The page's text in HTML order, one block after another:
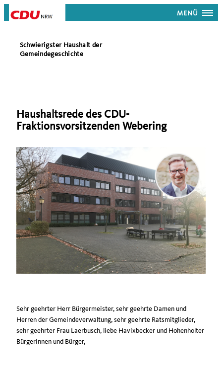
MENÜ
Schwierigster Haushalt der
Gemeindegeschichte
Haushaltsrede des CDU-
Fraktionsvorsitzenden Webering
Sehr geehrter Herr Bürgermeister, sehr geehrte Damen und
Herren der Gemeindeverwaltung, sehr geehrte Ratsmitglieder,
sehr geehrter Frau Laerbusch, liebe Havixbecker und Hohenholter
Bürgerinnen und Bürger,